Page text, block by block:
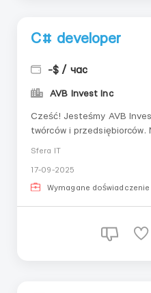
C# developer
-$ / час
AVB Invest Inc
Cześć! Jesteśmy AVB
twórców i przedsiębiorców.
globalnym rynku.
zainteresowanych,
Sfera IT
17-09-2025
Wymagane doświadczenie